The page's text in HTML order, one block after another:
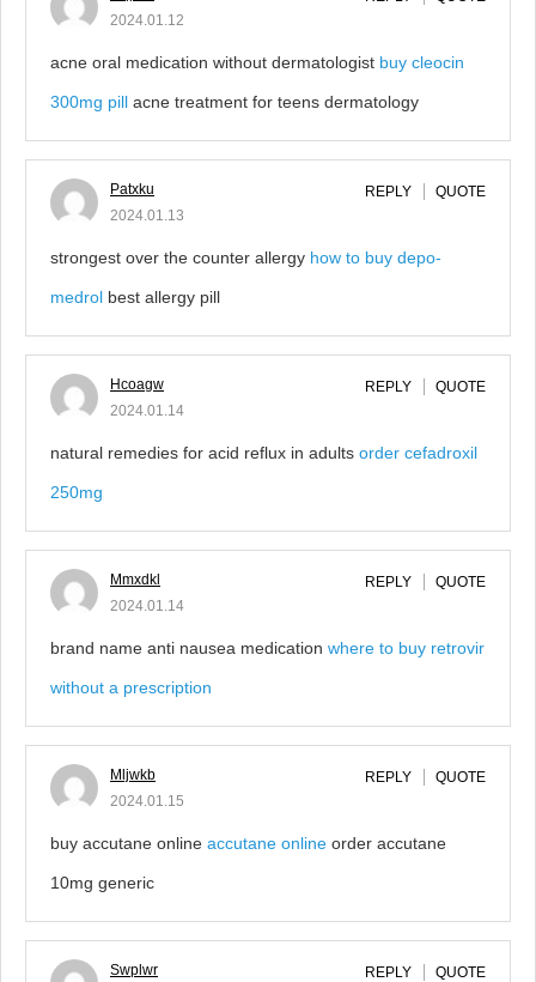
2024.01.12
acne oral medication without dermatologist buy cleocin
300mg pill acne treatment for teens dermatology
Patxku
2024.01.13
REPLY QUOTE
strongest over the counter allergy how to buy depo-
medrol best allergy pill
Hcoagw
2024.01.14
REPLY QUOTE
natural remedies for acid reflux in adults order cefadroxil
250mg
Mmxdkl
2024.01.14
REPLY QUOTE
brand name anti nausea medication where to buy retrovir
without a prescription
Mljwkb
2024.01.15
REPLY QUOTE
buy accutane online accutane online order accutane
10mg generic
Swplwr
REPLY QUOTE